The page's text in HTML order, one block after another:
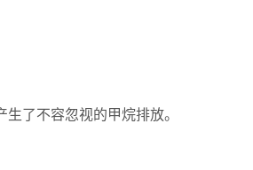
了不容忽视的甲烷排放。